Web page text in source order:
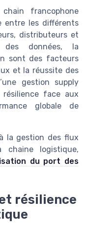
francophone
entre les différents
distributeurs et
données, la
sont des facteurs
et la réussite des
gestion supply
face aux
globale de
la gestion des flux
chaine logistique,
du port des
résilience